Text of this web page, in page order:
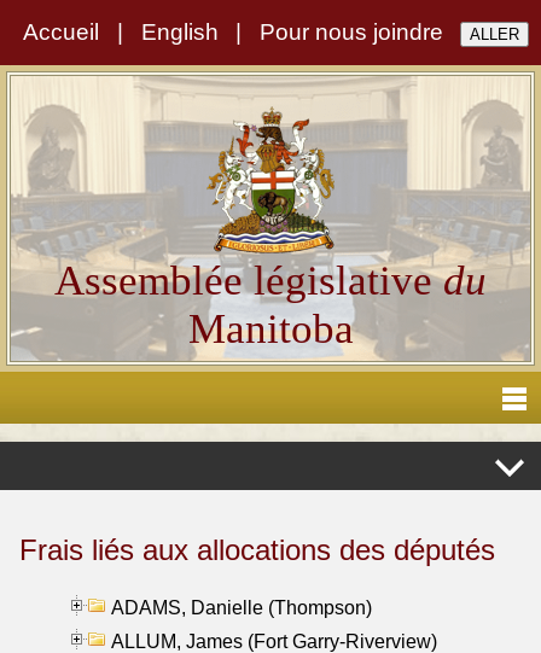
Accueil English Pour nous joindre
Assemblée législativedu
Manitoba
Frais liés aux allocations des députés
ADAMS, Danielle (Thompson)
ALLUM, James (Fort Garry-Riverview)